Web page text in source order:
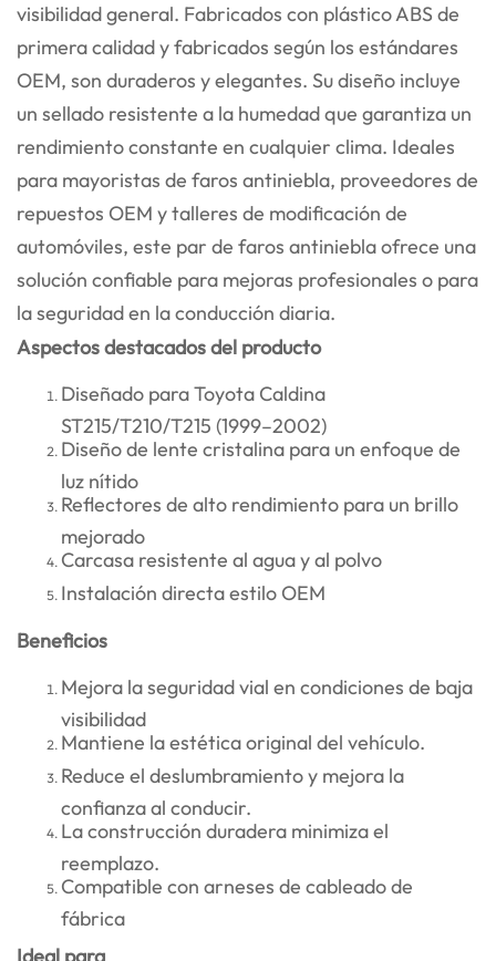
visibilidad general. Fabricados con plástico ABS de
primera calidad y fabricados según los estándares
OEM, son duraderos y elegantes. Su diseño incluye
un sellado resistente a la humedad que garantiza un
rendimiento constante en cualquier clima. Ideales
para mayoristas de faros antiniebla, proveedores de
repuestos OEM y talleres de modificación de
automóviles, este par de faros antiniebla ofrece una
solución confiable para mejoras profesionales o para
la seguridad en la conducción diaria.
Aspectos destacados del producto
Diseñado para Toyota Caldina
ST215/T210/T215 (1999–2002)
Diseño de lente cristalina para un enfoque de
luz nítido
Reflectores de alto rendimiento para un brillo
mejorado
Carcasa resistente al agua y al polvo
Instalación directa estilo OEM
Beneficios
Mejora la seguridad vial en condiciones de baja
visibilidad
Mantiene la estética original del vehículo.
Reduce el deslumbramiento y mejora la
confianza al conducir.
La construcción duradera minimiza el
reemplazo.
Compatible con arneses de cableado de
fábrica